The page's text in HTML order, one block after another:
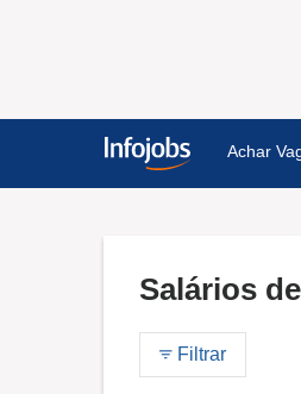
Achar
Salários
Filtrar